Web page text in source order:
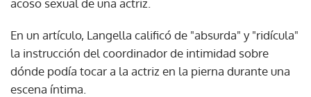
acoso sexual de una actriz.
En un artículo, Langella calificó de "absurda" y "ridícula"
la instrucción del coordinador de intimidad sobre
dónde podía tocar a la actriz en la pierna durante una
escena íntima.